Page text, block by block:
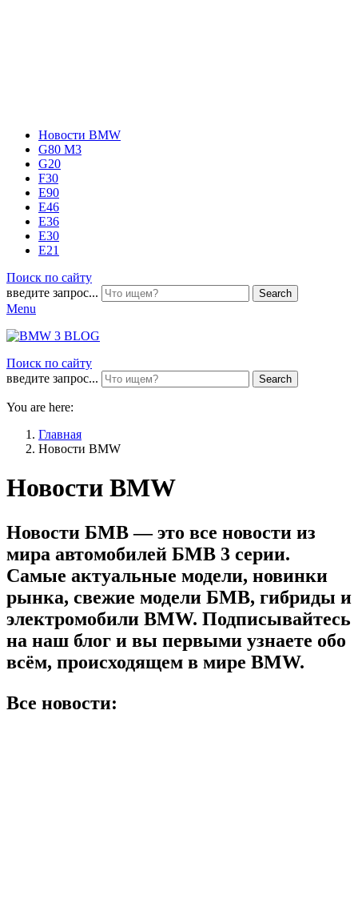
Новости BMW
G80 M3
G20
F30
E90
E46
E36
E30
E21
Поиск по сайту
введите запрос...
Search
Menu
Поиск по сайту
введите запрос...
Search
You are here:
Главная
Новости BMW
Новости BMW
Новости БМВ — это все новости из
мира автомобилей БМВ 3 серии.
Самые актуальные модели, новинки
рынка, свежие модели БМВ, гибриды и
электромобили BMW. Подписывайтесь
на наш блог и вы первыми узнаете обо
всём, происходящем в мире BMW.
Все новости: